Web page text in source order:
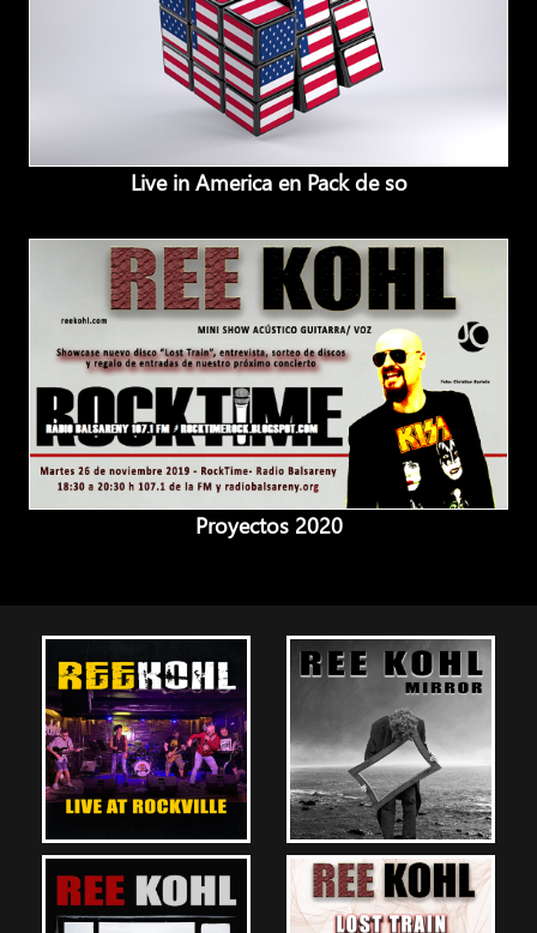
Live in America en Pack de so
Proyectos 2020